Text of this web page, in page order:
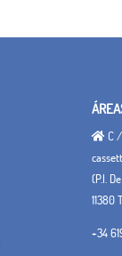
C
(P.I.
11380
+34